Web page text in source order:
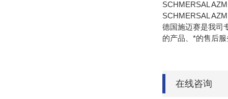
SCHMERSAL
SCHMERSAL
德国施迈赛是我司
的产品、*的售后
在线咨询